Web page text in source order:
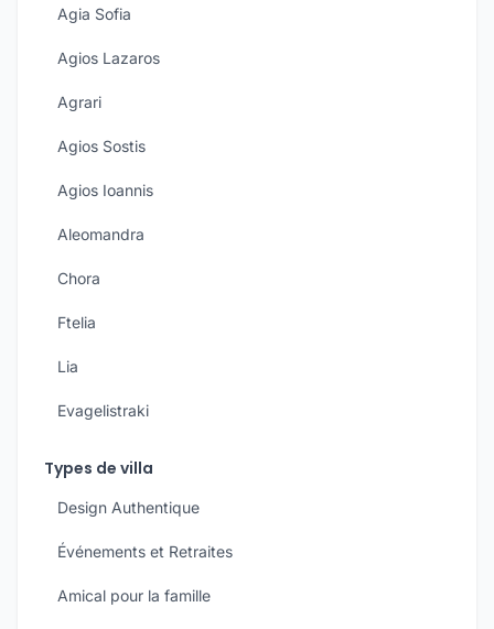
Agia Sofia
Agios Lazaros
Agrari
Agios Sostis
Agios Ioannis
Aleomandra
Chora
Ftelia
Lia
Evagelistraki
Types de villa
Design Authentique
Événements et Retraites
Amical pour la famille